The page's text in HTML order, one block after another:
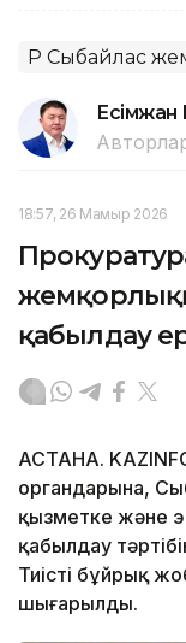
ҚР Сыбайлас
Есімжан
18:57, 26 Мамыр 2026
қабылдау
АСТАНА.
органдарына,
қызметке және
қабылдау
Тиісті бұйрық
шығарылды.